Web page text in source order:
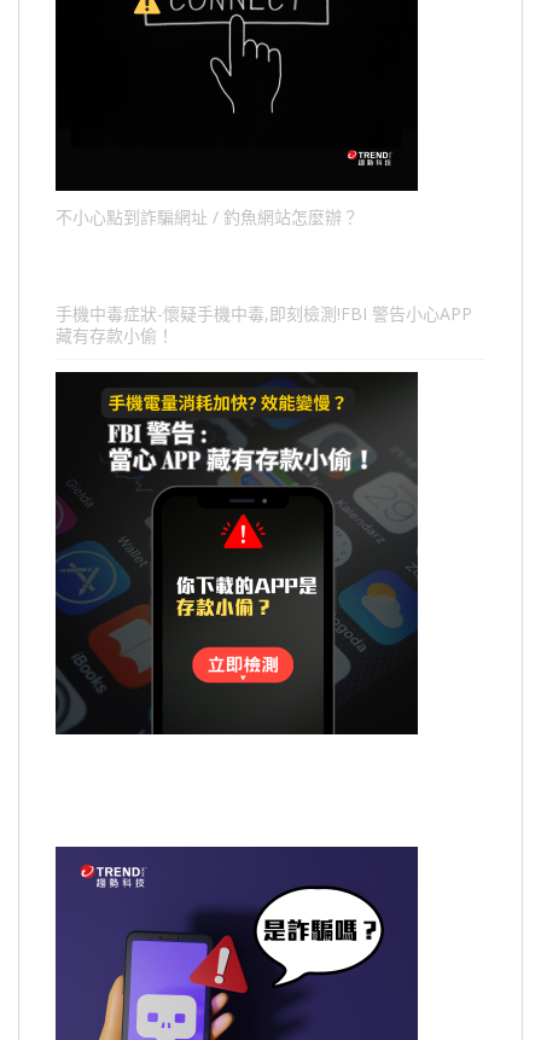
不小心點到詐騙網址 / 釣魚網站怎麼辦？
手機中毒症狀-懷疑手機中毒,即刻檢測!FBI 警告小心APP
藏有存款小偷！